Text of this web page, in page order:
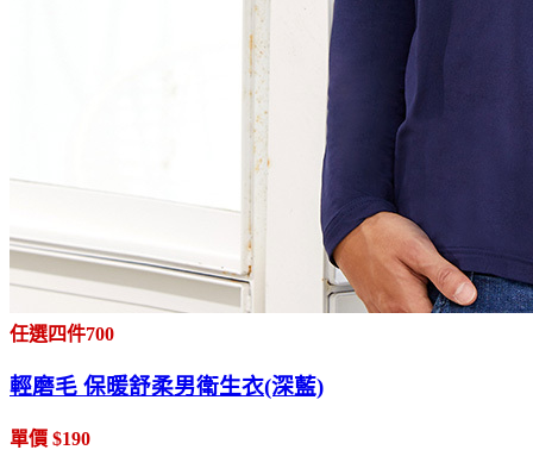
任選四件700
輕磨毛 保暖舒柔男衛生衣(深藍)
單價 $190